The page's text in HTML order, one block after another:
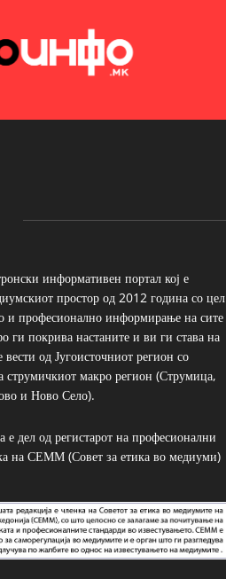
информативен портал кој е
простор од 2012 година со цел
и професионално информирање на сите
ги покрива настаните и ви ги става на
вести од Југоисточниот регион со
струмичкиот макро регион (Струмица,
и Ново Село).
е дел од регистарот на професионални
на СЕММ (Совет за етика во медиуми)